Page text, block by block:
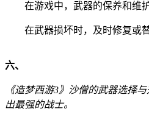
在游戏中，武器的保养和维
在武器损坏时，及时修复或
六、
《造梦西游3》沙僧的武器选择
出最强的战士。